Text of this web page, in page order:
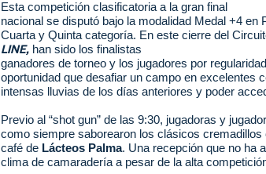
Esta competición clasificatoria a la gran final
nacional se disputó bajo la modalidad Medal +4 en
Cuarta y Quinta categoría. En este cierre del
LINE, han sido los finalistas
ganadores de torneo y los jugadores por
oportunidad que desafiar un campo en excelentes
intensas lluvias de los días anteriores y poder
Previo al “shot gun” de las 9:30, jugadoras y
como siempre saborearon los clásicos cremadillos
café de Lácteos Palma. Una recepción que no ha
clima de camaradería a pesar de la alta